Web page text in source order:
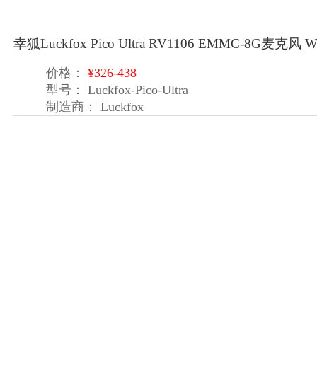
幸狐Luckfox Pico Ultra RV1106 EMMC-8G麦克风
价格：
¥326-438
型号：
Luckfox-Pico-Ultra
制造商：
Luckfox